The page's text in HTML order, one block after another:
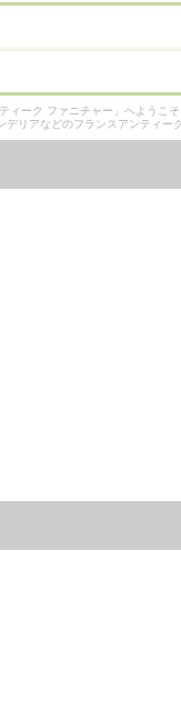
ィーク ファニチャー」へようこ
リアなどのフランスアンティー